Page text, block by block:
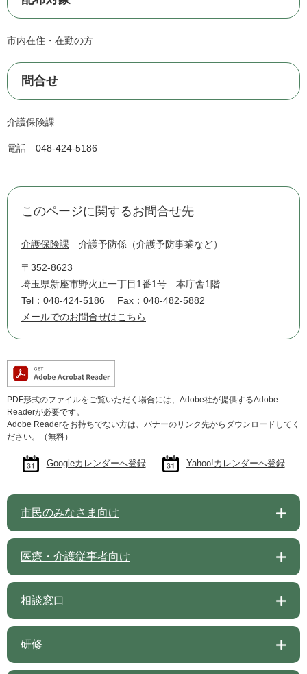
市内在住・在勤の方
問合せ
介護保険課
電話 048-424-5186
このページに関するお問合せ先
介護保険課 介護予防係（介護予防事業など）
〒352-8623
埼玉県新座市野火止一丁目1番1号 本庁舎1階
Tel：048-424-5186
Fax：048-482-5882
メールでのお問合せはこちら
PDF形式のファイルをご覧いただく場合には、Adobe社が提供するAdobe
Readerが必要です。
Adobe Readerをお持ちでない方は、バナーのリンク先からダウンロードしてく
ださい。（無料）
Googleカレンダーへ登録 Yahoo!カレンダーへ登録
市民のみなさま向け
医療・介護従事者向け
相談窓口
研修